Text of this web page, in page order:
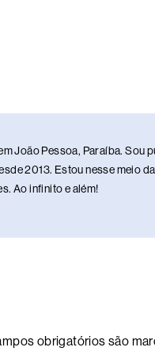
João Pessoa, Paraíba. Sou
2013. Estou nesse meio
Ao infinito e além!
obrigatórios são